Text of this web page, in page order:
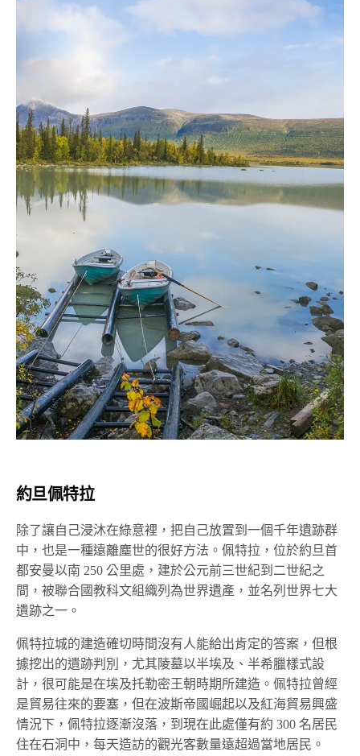
約旦佩特拉
除了讓自己浸沐在綠意裡，把自己放置到一個千年遺跡群
中，也是一種遠離塵世的很好方法。佩特拉，位於約旦首
都安曼以南 250 公里處，建於公元前三世紀到二世紀之
間，被聯合國教科文組織列為世界遺產，並名列世界七大
遺跡之一。
佩特拉城的建造確切時間沒有人能給出肯定的答案，但根
據挖出的遺跡判別，尤其陵墓以半埃及、半希臘樣式設
計，很可能是在埃及托勒密王朝時期所建造。佩特拉曾經
是貿易往來的要塞，但在波斯帝國崛起以及紅海貿易興盛
情況下，佩特拉逐漸沒落，到現在此處僅有約 300 名居民
住在石洞中，每天造訪的觀光客數量遠超過當地居民。